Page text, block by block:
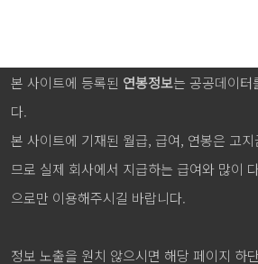
본 사이트에 등록된 연봉정보는 공공데이터
다.
본 사이트에 기재된 월급, 급여, 연봉은 고
므로 실제 회사에서 지급하는 급여와 많이
으로만 이용해주시길 바랍니다.
정보 노출을 원치 않으시면 해당 페이지 하